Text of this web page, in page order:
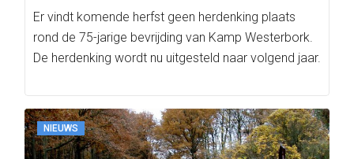
Er vindt komende herfst geen herdenking plaats
rond de 75-jarige bevrijding van Kamp Westerbork.
De herdenking wordt nu uitgesteld naar volgend jaar.
NIEUWS